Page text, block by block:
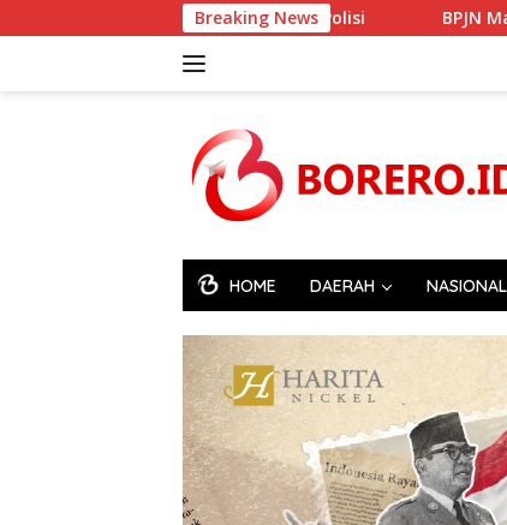
ke
Breaking News
Penuhi Panggilan Polisi BPJN Malut Selesai
HOME DAERAH NASIONAL